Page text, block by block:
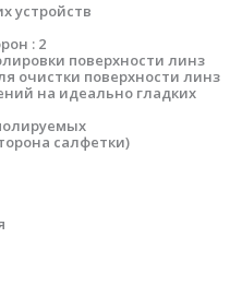
устройств
: 2
поверхности линз
очистки поверхности линз
на идеально гладких
салфетки)